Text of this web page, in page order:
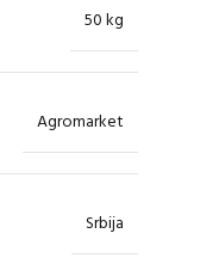
50 kg
Agromarket
Srbija